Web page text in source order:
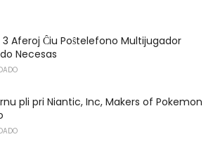
3 Aferoj Ĉiu Poŝtelefono Multijugador
Necesas
pli pri Niantic, Inc, Makers of Pokemon